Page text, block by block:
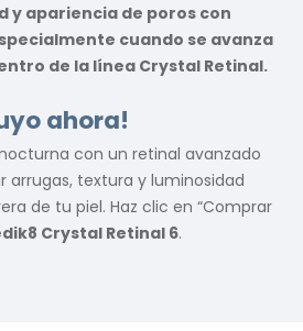
y apariencia de poros con
cuando se avanza
de la línea Crystal Retinal.
ahora!
con un retinal avanzado
arrugas, textura y luminosidad
de tu piel. Haz clic en “Comprar
Crystal Retinal 6.